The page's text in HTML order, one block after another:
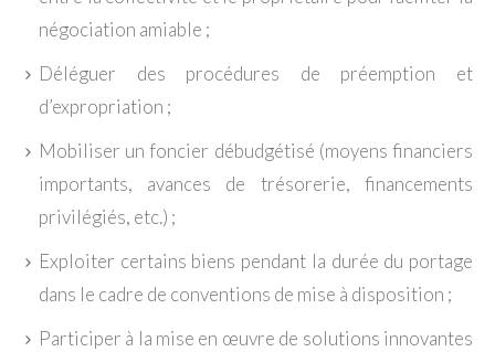
négociation amiable ;
Déléguer des procédures de préemption et
d’expropriation ;
Mobiliser un foncier débudgétisé (moyens financiers
importants, avances de trésorerie, financements
privilégiés, etc.) ;
Exploiter certains biens pendant la durée du portage
dans le cadre de conventions de mise à disposition ;
Participer à la mise en œuvre de solutions innovantes